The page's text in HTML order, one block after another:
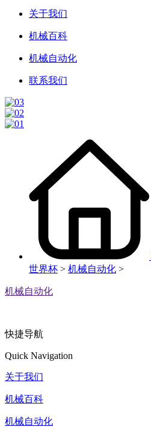
关于我们
机械百科
机械自动化
联系我们
世界杯 > 机械自动化 >
机械自动化
快捷导航
Quick Navigation
关于我们
机械百科
机械自动化